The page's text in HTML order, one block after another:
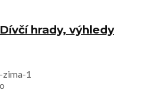
hrady, výhledy